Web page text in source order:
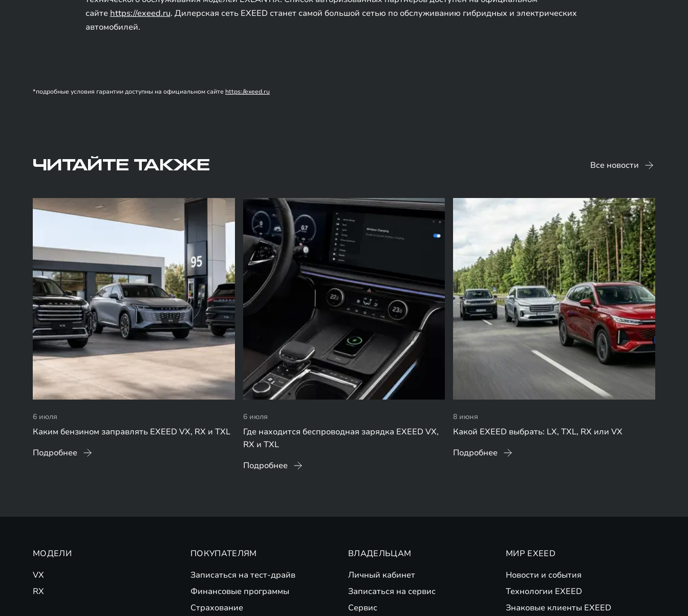
сайте https://exeed.ru. Дилерская сеть EXEED станет самой большой сетью по обслуживанию гибридных и электрических
автомобилей.
*подробные условия гарантии доступны на официальном сайте https://exeed.ru
ЧИТАЙТЕ ТАКЖЕ Все новости
6 июля
Каким бензином заправлять EXEED VX, RX и TXL
Подробнее
6 июля
Где находится беспроводная зарядка EXEED VX,
RX и TXL
Подробнее
8 июня
Какой EXEED выбрать: LX, TXL, RX или VX
Подробнее
МОДЕЛИ
VX
RX
ПОКУПАТЕЛЯМ
Записаться на тест-драйв
Финансовые программы
Страхование
ВЛАДЕЛЬЦАМ
Личный кабинет
Записаться на сервис
Сервис
МИР EXEED
Новости и события
Технологии EXEED
Знаковые клиенты EXEED